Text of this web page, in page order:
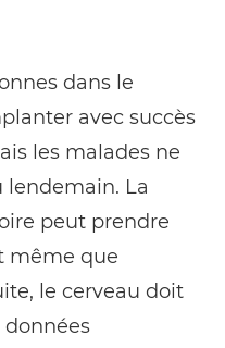
dans le
avec succès
les malades ne
lendemain. La
peut prendre
même que
le cerveau doit
données